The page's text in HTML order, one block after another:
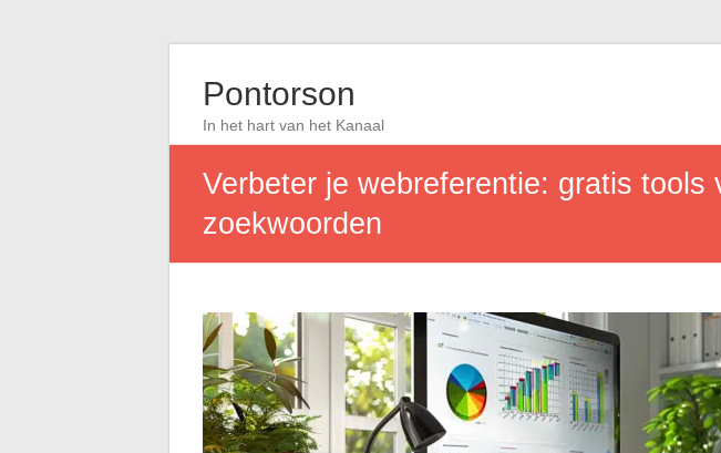
Pontorson
In het hart van het Kanaal
Verbeter je webreferentie: gratis
zoekwoorden